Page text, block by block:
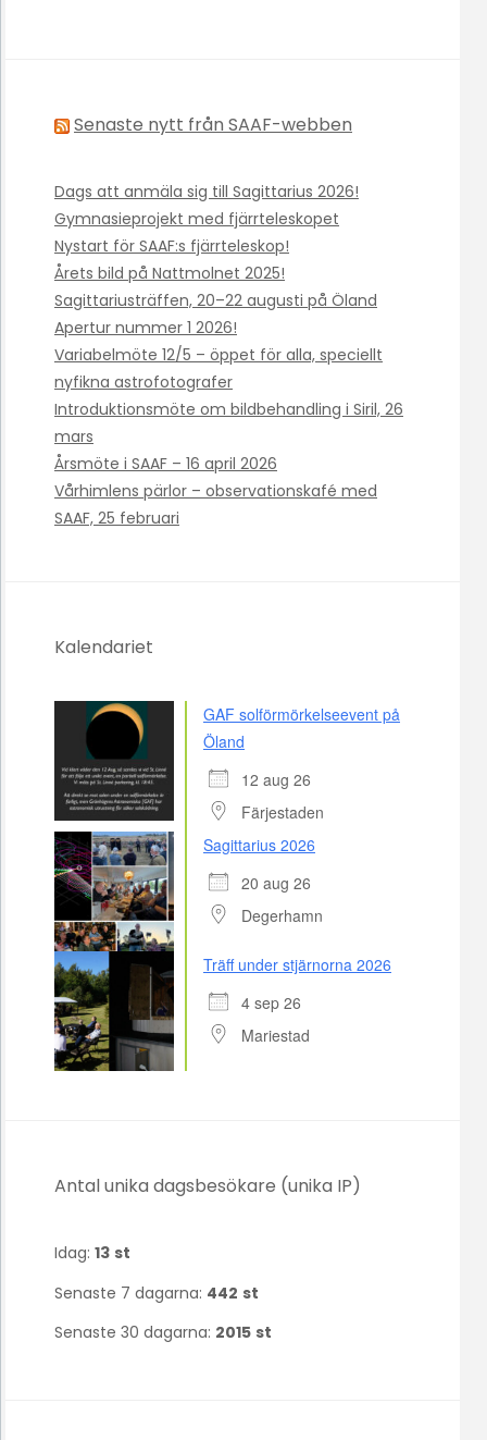
Senaste nytt från SAAF-webben
Dags att anmäla sig till Sagittarius 2026!
Gymnasieprojekt med fjärrteleskopet
Nystart för SAAF:s fjärrteleskop!
Årets bild på Nattmolnet 2025!
Sagittariusträffen, 20–22 augusti på Öland
Apertur nummer 1 2026!
Variabelmöte 12/5 – öppet för alla, speciellt
nyfikna astrofotografer
Introduktionsmöte om bildbehandling i Siril, 26
mars
Årsmöte i SAAF – 16 april 2026
Vårhimlens pärlor – observationskafé med
SAAF, 25 februari
Kalendariet
GAF solförmörkelseevent på
Öland
12 aug 26
Färjestaden
Sagittarius 2026
20 aug 26
Degerhamn
Träff under stjärnorna 2026
4 sep 26
Mariestad
Antal unika dagsbesökare (unika IP)
Idag: 13 st
Senaste 7 dagarna: 442 st
Senaste 30 dagarna: 2015 st